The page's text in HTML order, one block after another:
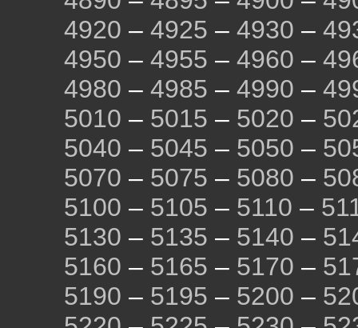
4920 – 4925 – 4930 –
4950 – 4955 – 4960 –
4980 – 4985 – 4990 –
5010 – 5015 – 5020 –
5040 – 5045 – 5050 –
5070 – 5075 – 5080 –
5100 – 5105 – 5110 –
5130 – 5135 – 5140 –
5160 – 5165 – 5170 –
5190 – 5195 – 5200 –